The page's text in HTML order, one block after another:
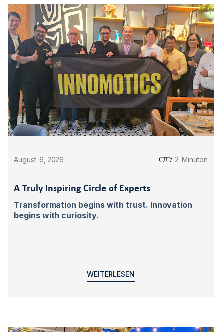
August 6 2026 2 Minuten
A Truly Inspiring Circle of Experts
Transformation begins with trust. Innovation
begins with curiosity.
WEITERLESEN